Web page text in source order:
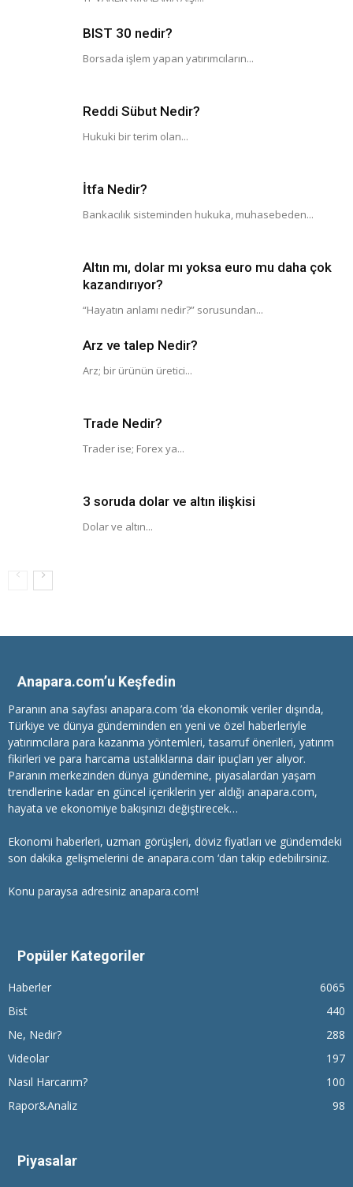
BIST 30 nedir?
Borsada işlem yapan yatırımcıların...
Reddi Sübut Nedir?
Hukuki bir terim olan...
İtfa Nedir?
Bankacılık sisteminden hukuka, muhasebeden...
Altın mı, dolar mı yoksa euro mu daha çok
kazandırıyor?
“Hayatın anlamı nedir?” sorusundan...
Arz ve talep Nedir?
Arz; bir ürünün üretici...
Trade Nedir?
Trader ise; Forex ya...
3 soruda dolar ve altın ilişkisi
Dolar ve altın...
Anapara.com’u Keşfedin
Paranın ana sayfası anapara.com ’da ekonomik veriler dışında,
Türkiye ve dünya gündeminden en yeni ve özel haberleriyle
yatırımcılara para kazanma yöntemleri, tasarruf önerileri, yatırım
fikirleri ve para harcama ustalıklarına dair ipuçları yer alıyor.
Paranın merkezinden dünya gündemine, piyasalardan yaşam
trendlerine kadar en güncel içeriklerin yer aldığı anapara.com,
hayata ve ekonomiye bakışınızı değiştirecek…
Ekonomi haberleri, uzman görüşleri, döviz fiyatları ve gündemdeki
son dakika gelişmelerini de anapara.com ‘dan takip edebilirsiniz.
Konu paraysa adresiniz anapara.com!
Popüler Kategoriler
Haberler
6065
Bist
440
Ne, Nedir?
288
Videolar
197
Nasıl Harcarım?
100
Rapor&Analiz
98
Piyasalar